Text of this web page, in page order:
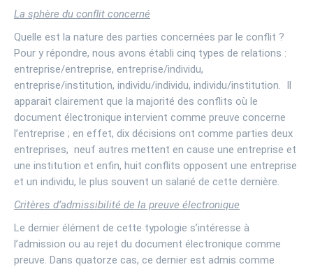
La sphère du conflit concerné
Quelle est la nature des parties concernées par le conflit ?
Pour y répondre, nous avons établi cinq types de relations :
entreprise/entreprise, entreprise/individu,
entreprise/institution, individu/individu, individu/institution. Il
apparait clairement que la majorité des conflits où le
document électronique intervient comme preuve concerne
l’entreprise ; en effet, dix décisions ont comme parties deux
entreprises, neuf autres mettent en cause une entreprise et
une institution et enfin, huit conflits opposent une entreprise
et un individu, le plus souvent un salarié de cette dernière.
Critères d’admissibilité de la preuve électronique
Le dernier élément de cette typologie s’intéresse à
l’admission ou au rejet du document électronique comme
preuve. Dans quatorze cas, ce dernier est admis comme